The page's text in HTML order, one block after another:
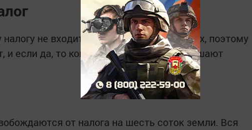
не входит в перечень федеральных, поэтому
и если да, то кому и в каком размере, решают
от налога на шесть соток земли. Вся